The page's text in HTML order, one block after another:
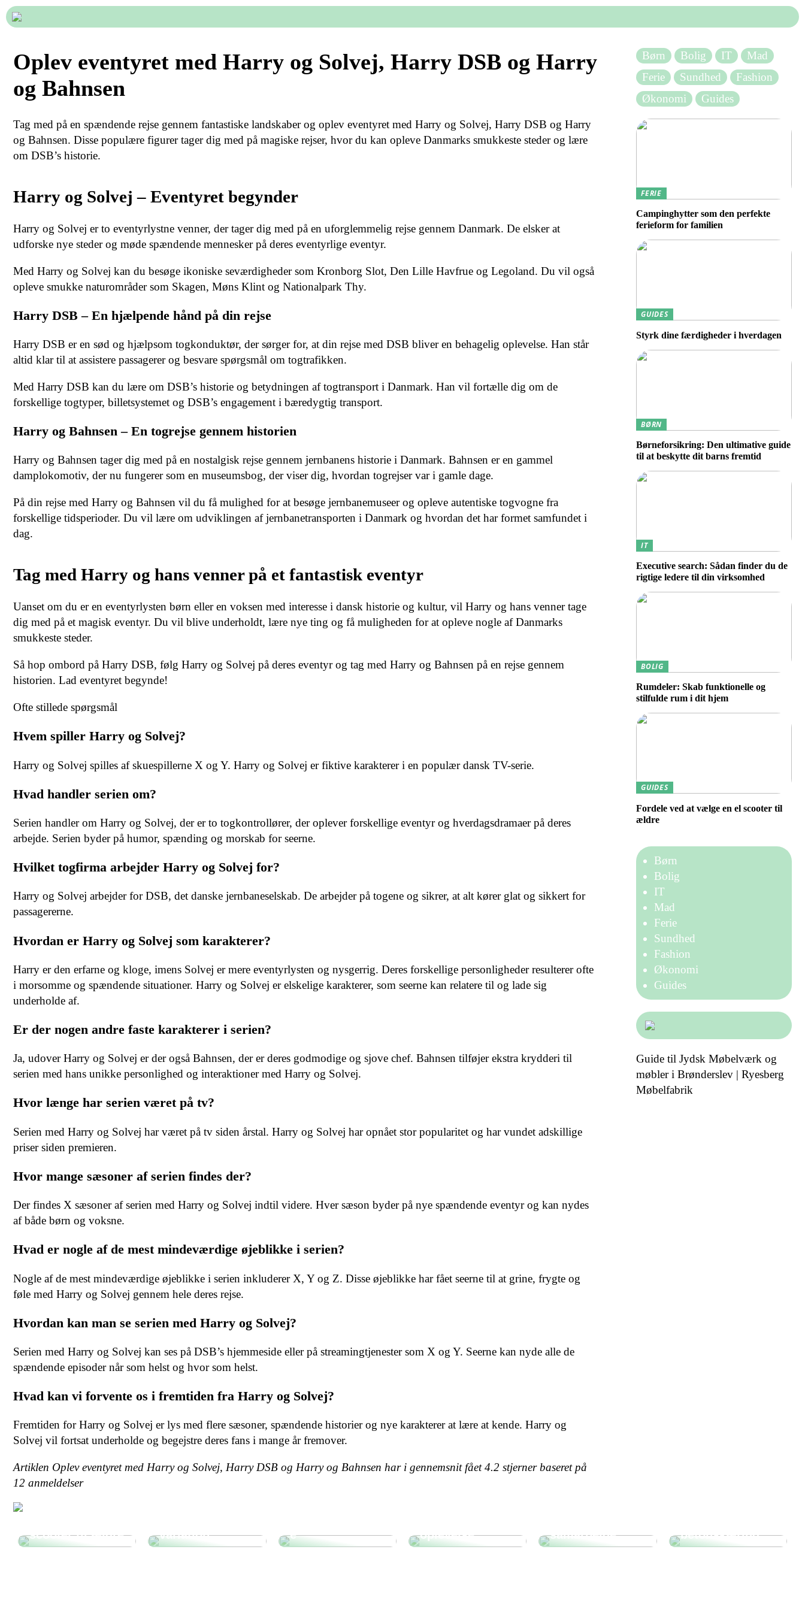
Oplev eventyret med Harry og Solvej, Harry DSB og Harry
og Bahnsen
Tag med på en spændende rejse gennem fantastiske landskaber og oplev eventyret med Harry og Solvej, Harry DSB og Harry
og Bahnsen. Disse populære figurer tager dig med på magiske rejser, hvor du kan opleve Danmarks smukkeste steder og lære
om DSB’s historie.
Harry og Solvej – Eventyret begynder
Harry og Solvej er to eventyrlystne venner, der tager dig med på en uforglemmelig rejse gennem Danmark. De elsker at
udforske nye steder og møde spændende mennesker på deres eventyrlige eventyr.
Med Harry og Solvej kan du besøge ikoniske seværdigheder som Kronborg Slot, Den Lille Havfrue og Legoland. Du vil også
opleve smukke naturområder som Skagen, Møns Klint og Nationalpark Thy.
Harry DSB – En hjælpende hånd på din rejse
Harry DSB er en sød og hjælpsom togkonduktør, der sørger for, at din rejse med DSB bliver en behagelig oplevelse. Han står
altid klar til at assistere passagerer og besvare spørgsmål om togtrafikken.
Med Harry DSB kan du lære om DSB’s historie og betydningen af togtransport i Danmark. Han vil fortælle dig om de
forskellige togtyper, billetsystemet og DSB’s engagement i bæredygtig transport.
Harry og Bahnsen – En togrejse gennem historien
Harry og Bahnsen tager dig med på en nostalgisk rejse gennem jernbanens historie i Danmark. Bahnsen er en gammel
damplokomotiv, der nu fungerer som en museumsbog, der viser dig, hvordan togrejser var i gamle dage.
På din rejse med Harry og Bahnsen vil du få mulighed for at besøge jernbanemuseer og opleve autentiske togvogne fra
forskellige tidsperioder. Du vil lære om udviklingen af jernbanetransporten i Danmark og hvordan det har formet samfundet i
dag.
Tag med Harry og hans venner på et fantastisk eventyr
Uanset om du er en eventyrlysten børn eller en voksen med interesse i dansk historie og kultur, vil Harry og hans venner tage
dig med på et magisk eventyr. Du vil blive underholdt, lære nye ting og få muligheden for at opleve nogle af Danmarks
smukkeste steder.
Så hop ombord på Harry DSB, følg Harry og Solvej på deres eventyr og tag med Harry og Bahnsen på en rejse gennem
historien. Lad eventyret begynde!
Ofte stillede spørgsmål
Hvem spiller Harry og Solvej?
Harry og Solvej spilles af skuespillerne X og Y. Harry og Solvej er fiktive karakterer i en populær dansk TV-serie.
Hvad handler serien om?
Serien handler om Harry og Solvej, der er to togkontrollører, der oplever forskellige eventyr og hverdagsdramaer på deres
arbejde. Serien byder på humor, spænding og morskab for seerne.
Hvilket togfirma arbejder Harry og Solvej for?
Harry og Solvej arbejder for DSB, det danske jernbaneselskab. De arbejder på togene og sikrer, at alt kører glat og sikkert for
passagererne.
Hvordan er Harry og Solvej som karakterer?
Harry er den erfarne og kloge, imens Solvej er mere eventyrlysten og nysgerrig. Deres forskellige personligheder resulterer ofte
i morsomme og spændende situationer. Harry og Solvej er elskelige karakterer, som seerne kan relatere til og lade sig
underholde af.
Er der nogen andre faste karakterer i serien?
Ja, udover Harry og Solvej er der også Bahnsen, der er deres godmodige og sjove chef. Bahnsen tilføjer ekstra krydderi til
serien med hans unikke personlighed og interaktioner med Harry og Solvej.
Hvor længe har serien været på tv?
Serien med Harry og Solvej har været på tv siden årstal. Harry og Solvej har opnået stor popularitet og har vundet adskillige
priser siden premieren.
Hvor mange sæsoner af serien findes der?
Der findes X sæsoner af serien med Harry og Solvej indtil videre. Hver sæson byder på nye spændende eventyr og kan nydes
af både børn og voksne.
Hvad er nogle af de mest mindeværdige øjeblikke i serien?
Nogle af de mest mindeværdige øjeblikke i serien inkluderer X, Y og Z. Disse øjeblikke har fået seerne til at grine, frygte og
føle med Harry og Solvej gennem hele deres rejse.
Hvordan kan man se serien med Harry og Solvej?
Serien med Harry og Solvej kan ses på DSB’s hjemmeside eller på streamingtjenester som X og Y. Seerne kan nyde alle de
spændende episoder når som helst og hvor som helst.
Hvad kan vi forvente os i fremtiden fra Harry og Solvej?
Fremtiden for Harry og Solvej er lys med flere sæsoner, spændende historier og nye karakterer at lære at kende. Harry og
Solvej vil fortsat underholde og begejstre deres fans i mange år fremover.
Artiklen Oplev eventyret med Harry og Solvej, Harry DSB og Harry og Bahnsen har i gennemsnit fået4.2 stjerner baseret på
12 anmeldelser
Børn Bolig IT
Mad
Ferie
Sundhed
Fashion
Økonomi
Guides
FERIE
Campinghytter som den perfekte
ferieform for familien
GUIDES
Styrk dine færdigheder i hverdagen
BØRN
Børneforsikring: Den ultimative guide
til at beskytte dit barns fremtid
IT
Executive search: Sådan finder du de
rigtige ledere til din virksomhed
BOLIG
Rumdeler: Skab funktionelle og
stilfulde rum i dit hjem
GUIDES
Fordele ved at vælge en el scooter til
ældre
Børn
Bolig
IT
Mad
Ferie
Sundhed
Fashion
Økonomi
Guides
Guide til Jydsk Møbelværk og
møbler i Brønderslev | Ryesberg
Møbelfabrik
scooter til ældre
variation
Sådan
e
oplevelse
samarbejde
betonskæring